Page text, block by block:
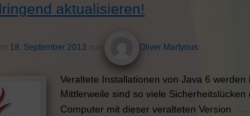
aktualisieren!
18. September 2013 Oliver Martynus
Veraltete Installationen von Java 6
Mittlerweile sind so viele
Computer mit dieser veralteten Version